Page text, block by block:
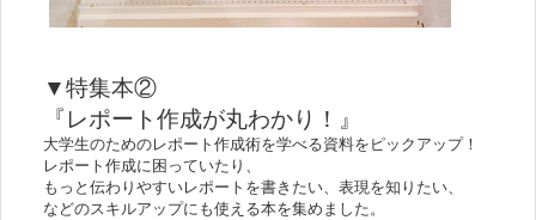
▼特集本②
『レポート作成が丸わかり！』
大学生のためのレポート作成術を学べる資料をピックアップ！
レポート作成に困っていたり、
もっと伝わりやすいレポートを書きたい、表現を知りたい、
などのスキルアップにも使える本を集めました。